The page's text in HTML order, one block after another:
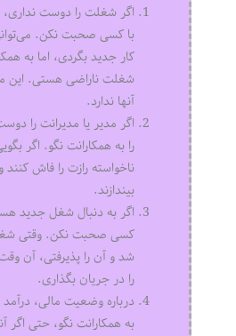
اگر شغلت را دوست
با کسی صحبت نکن.
کار جدید بگردی، اما به
شغلت ناراضی هستی. این
آنها ندارد.
اگر مدیر یا مدیرانت را
را به همکارانت نگو. اگر
ناخواسته رازت را فاش کنند
بیندازند.
اگر به دنبال شغل جدید
کسی صحبت نکن. وقتی
شد و آن را پذیرفتی، آن
را در جریان بگذاری.
درباره وضعیت مالی،
به همکارانت نگو، حتی اگر